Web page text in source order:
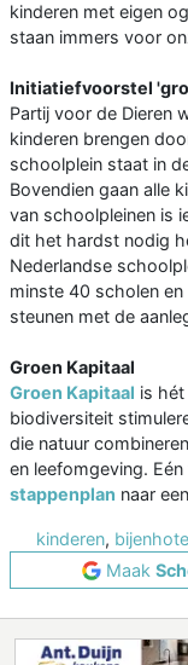
kinderen met eigen
staan immers voor
Initiatiefvoorstel
Partij voor de Dieren
kinderen brengen
schoolplein staat in
Bovendien gaan alle
van schoolpleinen is
dit het hardst nodig
Nederlandse
minste 40 scholen
steunen met de
Groen Kapitaal
Groen Kapitaal is
biodiversiteit
die natuur
en leefomgeving.
stappenplan naar
kinderen,
Maak